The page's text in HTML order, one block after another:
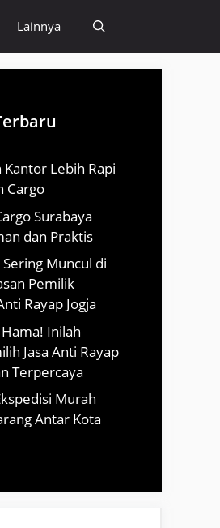
Lainnya
Kantor Lebih Rapi
Cargo
Surabaya
dan Praktis
Muncul di
Pemilik
Rayap Jogja
Inilah
Jasa Anti Rayap
Terpercaya
Murah
Antar Kota